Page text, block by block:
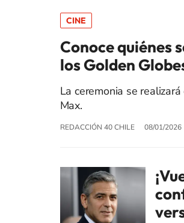
CINE
Conoce quiénes
los Golden
La ceremonia se
Max.
REDACCIÓN 40 CHILE 08/01/2026